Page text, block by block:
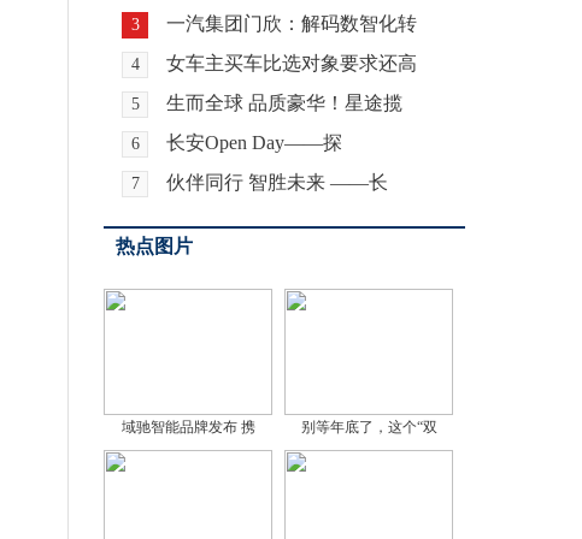
3 一汽集团门欣：解码数智化转
4 女车主买车比选对象要求还高
5 生而全球 品质豪华！星途揽
6 长安Open Day——探
7 伙伴同行 智胜未来 ——长
热点图片
域驰智能品牌发布 携 别等年底了，这个“双